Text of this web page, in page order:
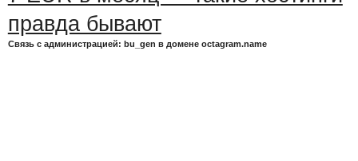
Связь с администрацией: bu_gen в домене octagram.name